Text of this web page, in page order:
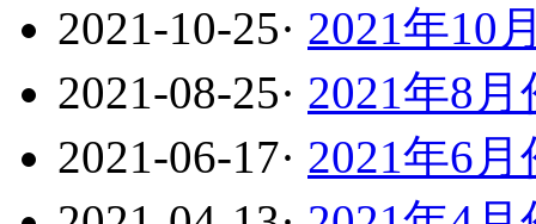
2021-10-25· 2021年10
2021-08-25· 2021年8
2021-06-17· 2021年6